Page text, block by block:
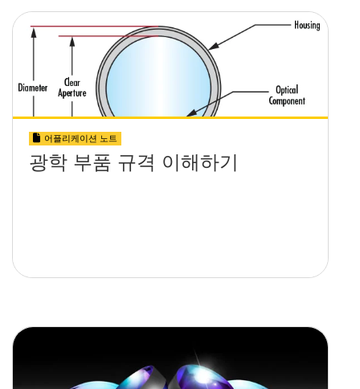
어플리케이션 노트
광학 부품 규격 이해하기